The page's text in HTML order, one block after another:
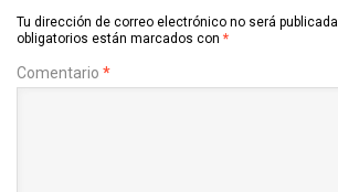
Tu dirección de correo electrónico no será publicada.
obligatorios están marcados con *
Comentario *